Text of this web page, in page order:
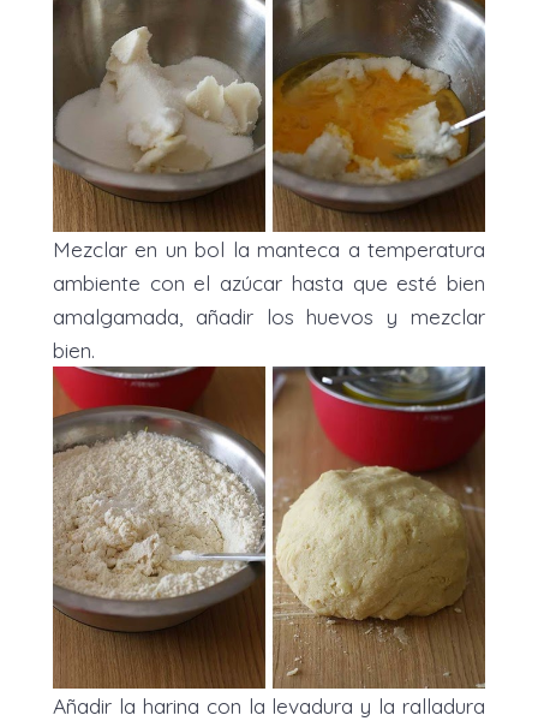
Mezclar en un bol la manteca a temperatura
ambiente con el azúcar hasta que esté bien
amalgamada, añadir los huevos y mezclar
bien.
Añadir la harina con la levadura y la ralladura